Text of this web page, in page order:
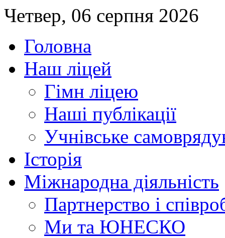
Четвер, 06 серпня 2026
Головна
Наш ліцей
Гімн ліцею
Наші публікації
Учнівське
Історія
Міжнародна діяльність
Партнерство і
Ми та ЮНЕСКО